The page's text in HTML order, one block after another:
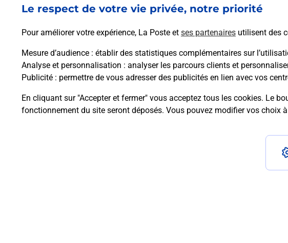
Le respect de votre vie privée, notre priorité
Pour améliorer votre expérience, La Poste et ses partenaires utilisent des
Mesure d’audience : établir des statistiques complémentaires sur
Analyse et personnalisation : analyser les parcours clients et
Publicité : permettre de vous adresser des publicités en lien avec vos
En cliquant sur "Accepter et fermer" vous acceptez tous les cookies. Le
fonctionnement du site seront déposés. Vous pouvez modifier vos
GRAND
En savoir
Questions
Comment retourner un colis acheté en